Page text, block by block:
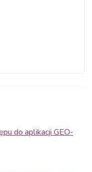
do aplikacji GEO-